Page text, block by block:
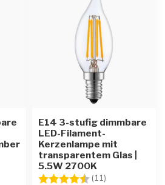
5 Sternen
E14 3-stufig dimmbare
LED-Filament-
Kerzenlampe mit
transparentem Glas |
5.5W 2700K
Bewertung:
(11)